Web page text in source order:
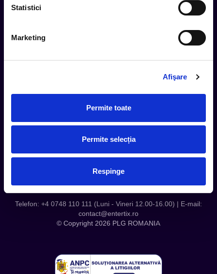
Statistici
Marketing
Afişare
Permite toate
Permite selecția
Respinge
Metode plata
Magazine partenere
Servicii Organizatori
Despre noi
Telefon: +4 0748 110 111 (Luni - Vineri 12.00-16.00) | E-mail:
contact@entertix.ro
© Copyright 2026 PLG ROMANIA